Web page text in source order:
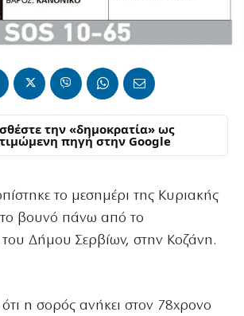
την «δημοκρατία» ως
πηγή στην Google
το μεσημέρι της Κυριακής
βουνό πάνω από το
Δήμου Σερβίων, στην Κοζάνη.
ότι η σορός ανήκει στον 78χρονο